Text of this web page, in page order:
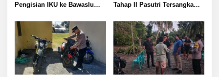
Pengisian IKU ke Bawaslu
Akuntabilitas dan Kinerja
Kelembagaan
Tahap II Pasutri Tersangka
Banggai